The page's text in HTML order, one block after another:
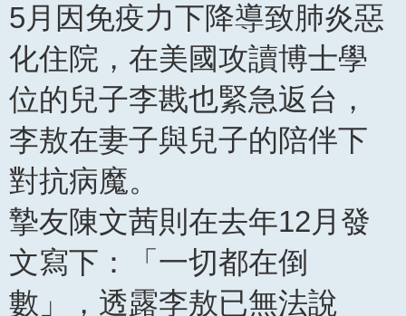
5月因免疫力下降導致肺炎惡
化住院，在美國攻讀博士學
位的兒子李戡也緊急返台，
李敖在妻子與兒子的陪伴下
對抗病魔。
摯友陳文茜則在去年12月發
文寫下：「一切都在倒
數」，透露李敖已無法說